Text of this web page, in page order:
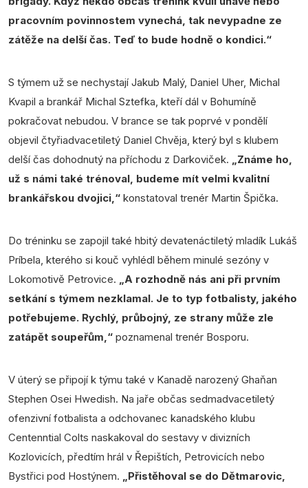
pracovním povinnostem vynechá, tak nevypadne ze
zátěže na delší čas. Teď to bude hodně o kondici.“
S týmem už se nechystají Jakub Malý, Daniel Uher, Michal
Kvapil a brankář Michal Sztefka, kteří dál v Bohumíně
pokračovat nebudou. V brance se tak poprvé v pondělí
objevil čtyřiadvacetiletý Daniel Chvěja, který byl s klubem
delší čas dohodnutý na příchodu z Darkoviček. „Známe ho,
už s námi také trénoval, budeme mít velmi kvalitní
brankářskou dvojici,“ konstatoval trenér Martin Špička.
Do tréninku se zapojil také hbitý devatenáctiletý mladík Lukáš
Príbela, kterého si kouč vyhlédl během minulé sezóny v
Lokomotivě Petrovice. „A rozhodně nás ani při prvním
setkání s týmem nezklamal. Je to typ fotbalisty, jakého
potřebujeme. Rychlý, průbojný, ze strany může zle
zatápět soupeřům,“ poznamenal trenér Bosporu.
V úterý se připojí k týmu také v Kanadě narozený Ghaňan
Stephen Osei Hwedish. Na jaře občas sedmadvacetiletý
ofenzivní fotbalista a odchovanec kanadského klubu
Centenntial Colts naskakoval do sestavy v divizních
Kozlovicích, předtím hrál v Řepištích, Petrovicích nebo
Bystřici pod Hostýnem. „Přistěhoval se do Dětmarovic,